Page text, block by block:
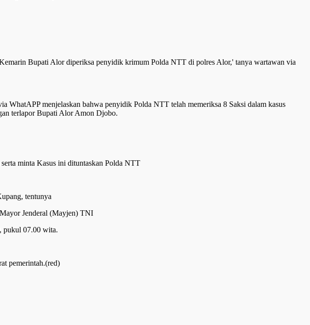
Bupati Alor diperiksa penyidik krimum Polda NTT di polres Alor,' tanya wartawan via
menjelaskan bahwa penyidik Polda NTT telah memeriksa 8 Saksi dalam kasus
terlapor Bupati Alor Amon Djobo.
minta Kasus ini dituntaskan Polda NTT
tentunya
Jenderal (Mayjen) TNI
pukul 07.00 wita.
pemerintah.(red)